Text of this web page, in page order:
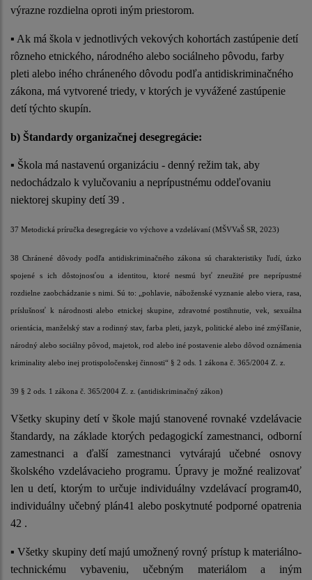
výrazne rozdielna oproti iným priestorom.
▪ Ak má škola v jednotlivých vekových kohortách zastúpenie detí
rôzneho etnického, národného alebo sociálneho pôvodu, farby
pleti alebo iného chráneného dôvodu podľa antidiskriminačného
zákona, má vytvorené triedy, v ktorých je vyvážené zastúpenie
detí týchto skupín.
b) Štandardy organizačnej desegregácie:
▪ Škola má nastavenú organizáciu - denný režim tak, aby
nedochádzalo k vylučovaniu a neprípustnému oddeľovaniu
niektorej skupiny detí 39 .
37 Metodická príručka desegregácie vo výchove a vzdelávaní (MŠVVaŠ SR, 2023)
38 Chránené dôvody podľa antidiskriminačného zákona sú charakteristiky ľudí, úzko
spojené s ich dôstojnosťou a identitou, ktoré nesmú byť zneužité pre neprípustné
rozdielne zaobchádzanie s nimi. Sú to: „pohlavie, náboženské vyznanie alebo viera, rasa,
príslušnosť k národnosti alebo etnickej skupine, zdravotné postihnutie, vek, sexuálna
orientácia, manželský stav a rodinný stav, farba pleti, jazyk, politické alebo iné zmýšľanie,
národný alebo sociálny pôvod, majetok, rod alebo iné postavenie alebo dôvod oznámenia
kriminality alebo inej protispoločenskej činnosti“ § 2 ods. 1 zákona č. 365/2004 Z. z.
39 § 2 ods. 1 zákona č. 365/2004 Z. z. (antidiskriminačný zákon)
Všetky skupiny detí v škole majú stanovené rovnaké vzdelávacie
štandardy, na základe ktorých pedagogickí zamestnanci, odborní
zamestnanci a ďalší zamestnanci vytvárajú učebné osnovy
školského vzdelávacieho programu. Úpravy je možné realizovať
len u detí, ktorým to určuje individuálny vzdelávací program40,
individuálny učebný plán41 alebo poskytnuté podporné opatrenia
42 .
▪ Všetky skupiny detí majú umožnený rovný prístup k materiálno-
technickému vybaveniu, učebným materiálom a iným